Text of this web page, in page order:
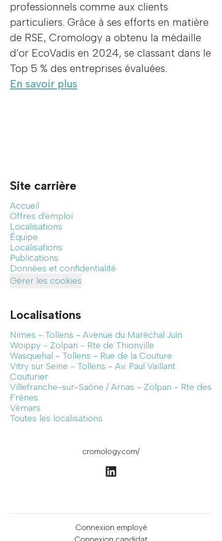
professionnels comme aux clients
particuliers. Grâce à ses efforts en matière
de RSE, Cromology a obtenu la médaille
d’or EcoVadis en 2024, se classant dans le
Top 5 % des entreprises évaluées.
En savoir plus
Site carrière
Accueil
Offres d'emploi
Localisations
Équipe
Localisations
Publications
Données et confidentialité
Gérer les cookies
Localisations
Nimes - Tollens - Avenue du Maréchal Juin
Woippy - Zolpan - Rte de Thionville
Wasquehal - Tollens - Rue de la Couture
Vitry sur Seine - Tollens - Av. Paul Vaillant
Couturier
Villefranche-sur-Saône / Arnas - Zolpan - Rte des
Frênes
Vémars
Toutes les localisations
cromology.com/
Connexion employé